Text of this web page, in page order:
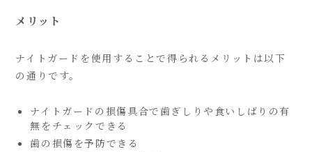
メリット
ナイトガードを使用することで得られるメリットは以下
の通りです。
ナイトガードの損傷具合で歯ぎしりや食いしばりの有
無をチェックできる
歯の損傷を予防できる